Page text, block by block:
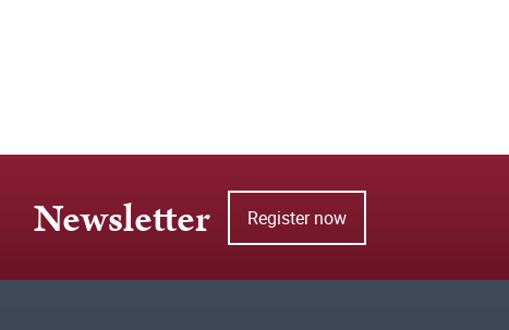
Newsletter Register now